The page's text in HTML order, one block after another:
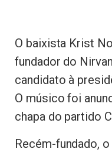
O baixista Krist
fundador do
candidato à
O músico foi
chapa do partido
Recém-fundado,